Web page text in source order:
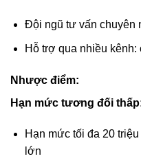
Đội ngũ tư vấn chuyên
Hỗ trợ qua nhiều kênh:
Nhược điểm:
Hạn mức tương đối
Hạn mức tối đa 20
lớn